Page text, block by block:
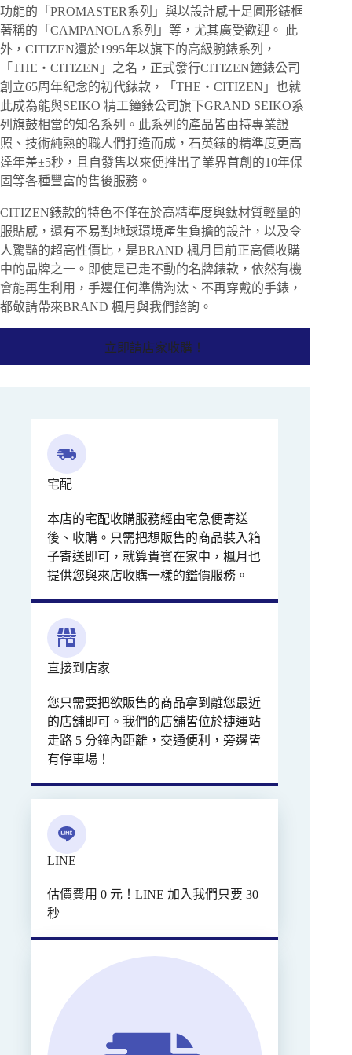
功能的「PROMASTER系列」與以設計感十足圓形錶框
著稱的「CAMPANOLA系列」等，尤其廣受歡迎。 此
外，CITIZEN還於1995年以旗下的高級腕錶系列，
「THE・CITIZEN」之名，正式發行CITIZEN鐘錶公司
創立65周年紀念的初代錶款，「THE・CITIZEN」也就
此成為能與SEIKO 精工鐘錶公司旗下GRAND SEIKO系
列旗鼓相當的知名系列。此系列的產品皆由持專業證
照、技術純熟的職人們打造而成，石英錶的精準度更高
達年差±5秒，且自發售以來便推出了業界首創的10年保
固等各種豐富的售後服務。
CITIZEN錶款的特色不僅在於高精準度與鈦材質輕量的
服貼感，還有不易對地球環境產生負擔的設計，以及令
人驚豔的超高性價比，是BRAND 楓月目前正高價收購
中的品牌之一。即使是已走不動的名牌錶款，依然有機
會能再生利用，手邊任何準備淘汰、不再穿戴的手錶，
都敬請帶來BRAND 楓月與我們諮詢。
立即請店家收購！
宅配
本店的宅配收購服務經由宅急便寄送
後、收購。只需把想販售的商品裝入箱
子寄送即可，就算貴賓在家中，楓月也
提供您與來店收購一樣的鑑價服務。
直接到店家
您只需要把欲販售的商品拿到離您最近
的店舖即可。我們的店舖皆位於捷運站
走路 5 分鐘內距離，交通便利，旁邊皆
有停車場！
LINE
估價費用 0 元！LINE 加入我們只要 30
秒